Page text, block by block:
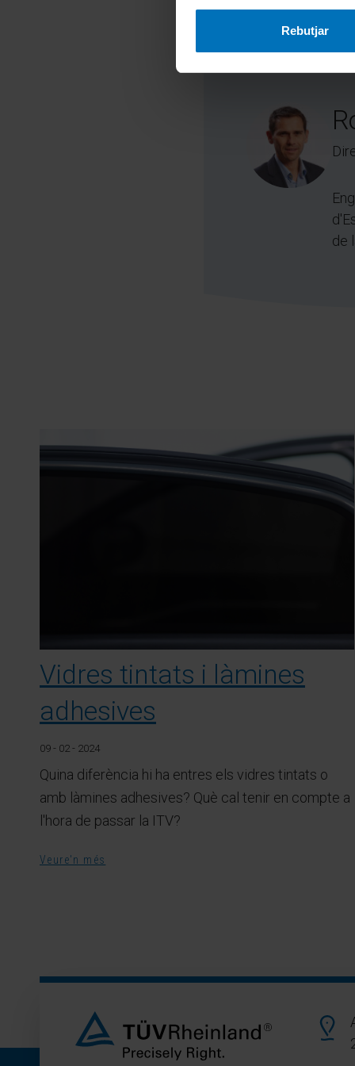
Rebutjar
de
Vidres tintats i làmines
adhesives
09 - 02 - 2024
Quina diferència hi ha entres els vidres tintats o
amb làmines adhesives? Què cal tenir en compte a
l'hora de passar la ITV?
Veure'n més